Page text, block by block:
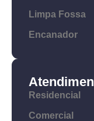
Limpa Fossa
Encanador
Residencial
Comercial